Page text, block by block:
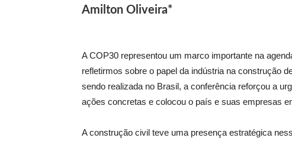
Amilton Oliveira*
A COP30 representou um marco importante na
refletirmos sobre o papel da indústria na construção
sendo realizada no Brasil, a conferência reforçou a
ações concretas e colocou o país e suas empresas
A construção civil teve uma presença estratégica